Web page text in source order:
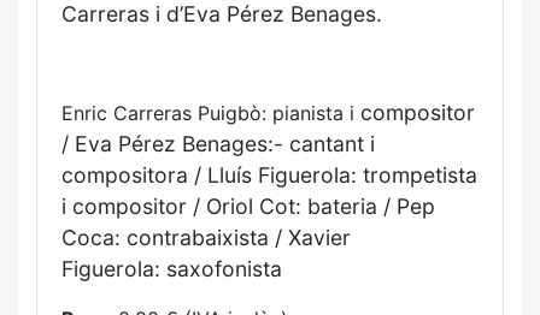
Carreras i d’Eva Pérez Benages.
Enric Carreras Puigbò: pianista i compositor
/ Eva Pérez Benages:- cantant i
compositora / Lluís Figuerola: trompetista
i compositor / Oriol Cot: bateria / Pep
Coca: contrabaixista / Xavier
Figuerola: saxofonista